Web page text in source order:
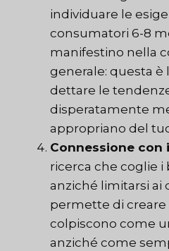
individuare le
consumatori 6-8
manifestino nella
generale: questa è
dettare le
disperatamente
appropriano del
Connessione con
ricerca che coglie i
anziché limitarsi ai
permette di creare
colpiscono come
anziché come